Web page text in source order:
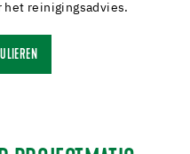
het reinigingsadvies.